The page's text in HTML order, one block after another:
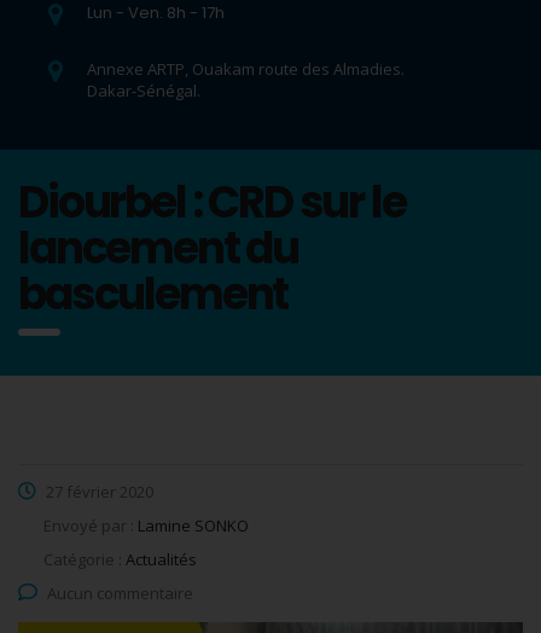
Lun - Ven. 8h - 17h
Annexe ARTP, Ouakam route des Almadies.
Dakar-Sénégal.
Diourbel : CRD sur le
lancement du
basculement
27 février 2020
Envoyé par : Lamine SONKO
Catégorie : Actualités
Aucun commentaire